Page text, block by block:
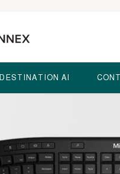
DESTINATION AI